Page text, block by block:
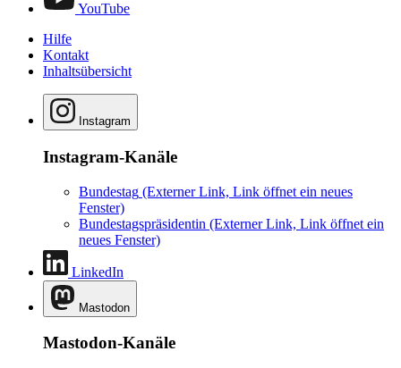
YouTube
Hilfe
Kontakt
Inhaltsübersicht
Instagram
Instagram-Kanäle
Bundestag (Externer Link, Link öffnet ein neues
Fenster)
Bundestagspräsidentin (Externer Link, Link öffnet ein
neues Fenster)
LinkedIn
Mastodon
Mastodon-Kanäle